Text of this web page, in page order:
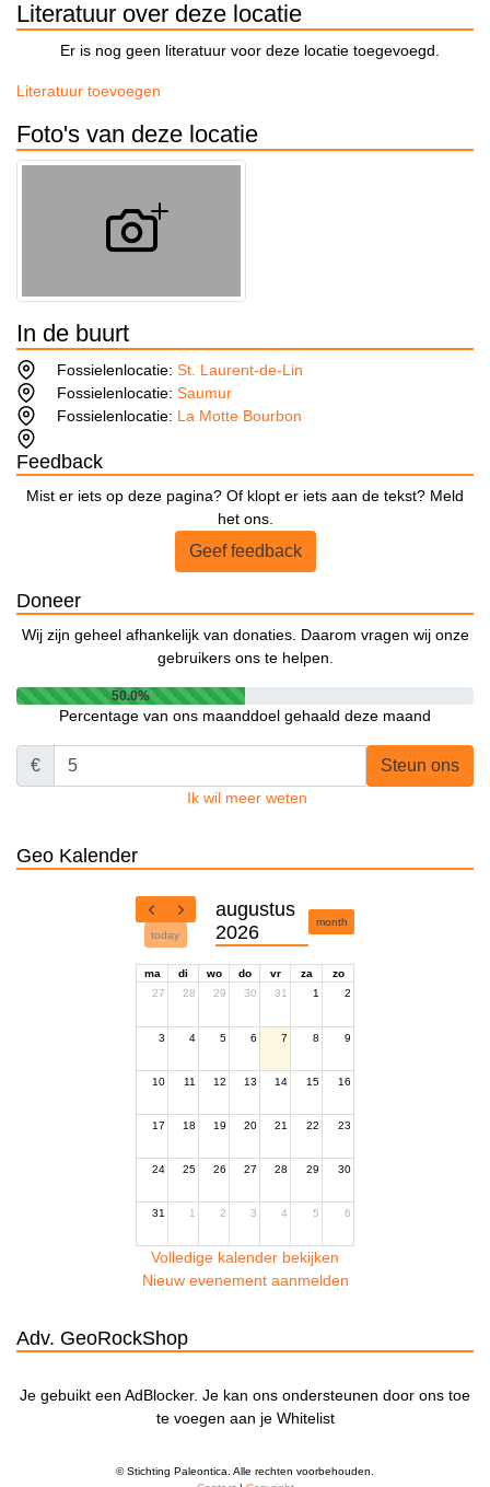
Literatuur over deze locatie
Er is nog geen literatuur voor deze locatie toegevoegd.
Literatuur toevoegen
Foto's van deze locatie
In de buurt
Fossielenlocatie:St. Laurent-de-Lin
Fossielenlocatie:Saumur
Fossielenlocatie: La Motte Bourbon
Feedback
Mist er iets op deze pagina? Of klopt er iets aan de tekst? Meld
het ons.
Geef feedback
Doneer
Wij zijn geheel afhankelijk van donaties. Daarom vragen wij onze
gebruikers ons te helpen.
50.0%
Percentage van ons maanddoel gehaald deze maand
€ Steun ons
Ik wil meer weten
Geo Kalender
today
augustus
2026
month
ma di wo do vr za
zo
27
28 29 30 31 1 2
3 4 5 6 7 8 9
10 11 12 13 14 15 16
17 18 19 20 21 22 23
24 25 26 27 28 29 30
31 1 2 3 4 5 6
Volledige kalender bekijken
Nieuw evenement aanmelden
Adv. GeoRockShop
Je gebuikt een AdBlocker. Je kan ons ondersteunen door ons toe
te voegen aan je Whitelist
© Stichting Paleontica. Alle rechten voorbehouden.